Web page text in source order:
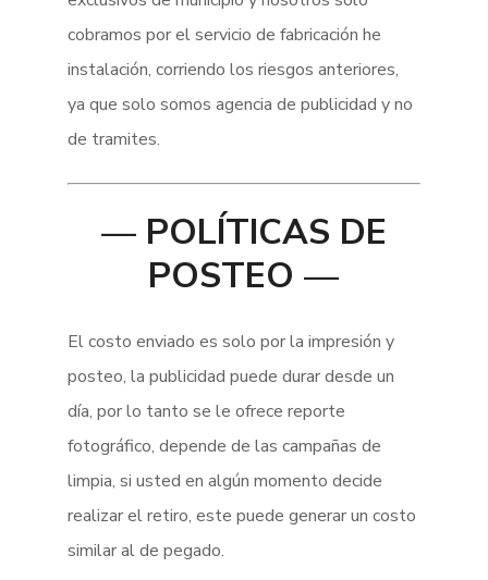
cobramos por el servicio de fabricación he
instalación, corriendo los riesgos anteriores,
ya que solo somos agencia de publicidad y no
de tramites.
— POLÍTICAS DE
POSTEO —
El costo enviado es solo por la impresión y
posteo, la publicidad puede durar desde un
día, por lo tanto se le ofrece reporte
fotográfico, depende de las campañas de
limpia, si usted en algún momento decide
realizar el retiro, este puede generar un costo
similar al de pegado.